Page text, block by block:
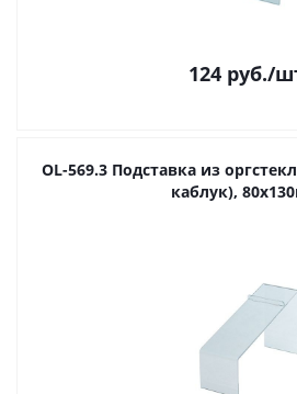
124руб./
OL-569.3 Подставка из
каблук),